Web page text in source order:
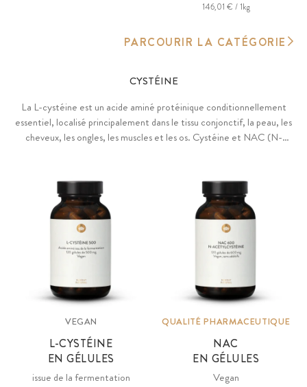
146,01 € / 1kg
PARCOURIR LA CATÉGORIE
CYSTÉINE
La L-cystéine est un acide aminé protéinique conditionnellement
essentiel, localisé principalement dans le tissu conjonctif, la peau, les
cheveux, les ongles, les muscles et les os. Cystéine et NAC (N-
VEGAN
L-CYSTÉINE
EN GÉLULES
issue de la fermentation
QUALITÉ PHARMACEUTIQUE
NAC
EN GÉLULES
Vegan